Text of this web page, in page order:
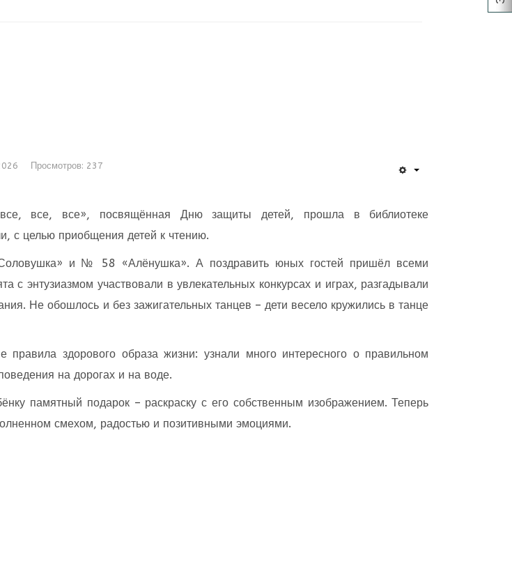
Просмотров: 237
все, все, все», посвящённая Дню защиты детей, прошла в библиотеке
с целью приобщения детей к чтению.
и № 58 «Алёнушка». А поздравить юных гостей пришёл всеми
энтузиазмом участвовали в увлекательных конкурсах и играх, разгадывали
Не обошлось и без зажигательных танцев – дети весело кружились в танце
здорового образа жизни: узнали много интересного о правильном
на дорогах и на воде.
памятный подарок – раскраску с его собственным изображением. Теперь
смехом, радостью и позитивными эмоциями.